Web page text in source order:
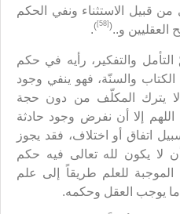
قبيل الاستثناء ونفي الحكم
العقليين و..(
[58]
)
.
والتفكير، رأيه في حكم
الكتاب والسنّة، فهو ينفي وجود
لا يترك المكلّف من دون حجة
إلا أن نفرض وجود حادثة
اتفاق أو اختلاف، فقد يجوز
لا يكون لله تعالى فيه حكم
للعلم طريقاً إلى علم
ما يوجب العقل وحكمه.